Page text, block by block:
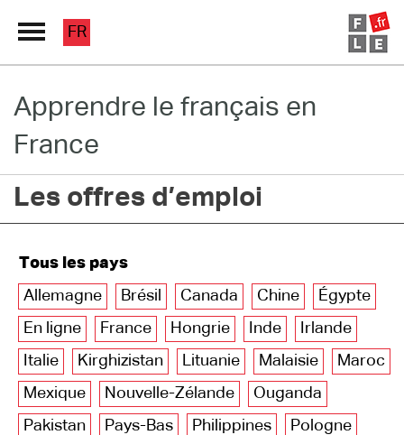
Grand Répertoire
Immersion France
Le français en ligne
FR
Apprendre le français en
France
Les offres d’emploi
Tous les pays
Allemagne
Brésil Canada Chine
Égypte
En ligne
France Hongrie Inde
Irlande
Italie
Kirghizistan Lituanie Malaisie
Maroc
Mexique
Nouvelle-Zélande
Ouganda
Pakistan
Pays-Bas Philippines
Pologne